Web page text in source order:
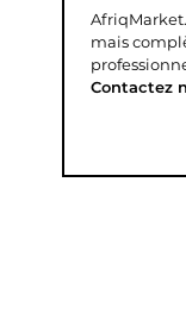
mais
Contactez